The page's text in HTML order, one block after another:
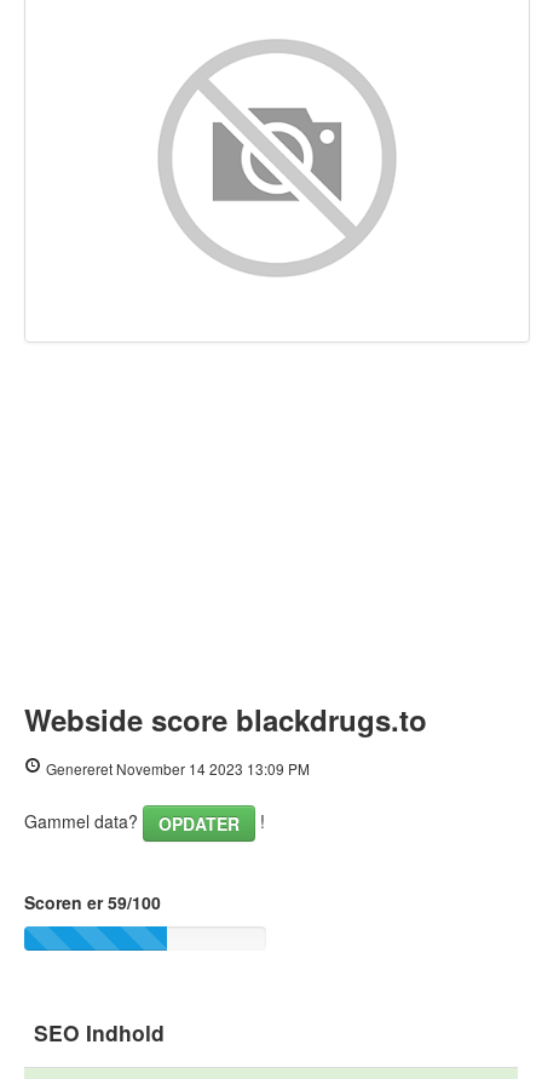
Nøgleord
Brugervenlighed
Dokument
Webside score blackdrugs.to
Genereret November 14 2023 13:09 PM
Gammel data? OPDATER !
Scoren er 59/100
SEO Indhold